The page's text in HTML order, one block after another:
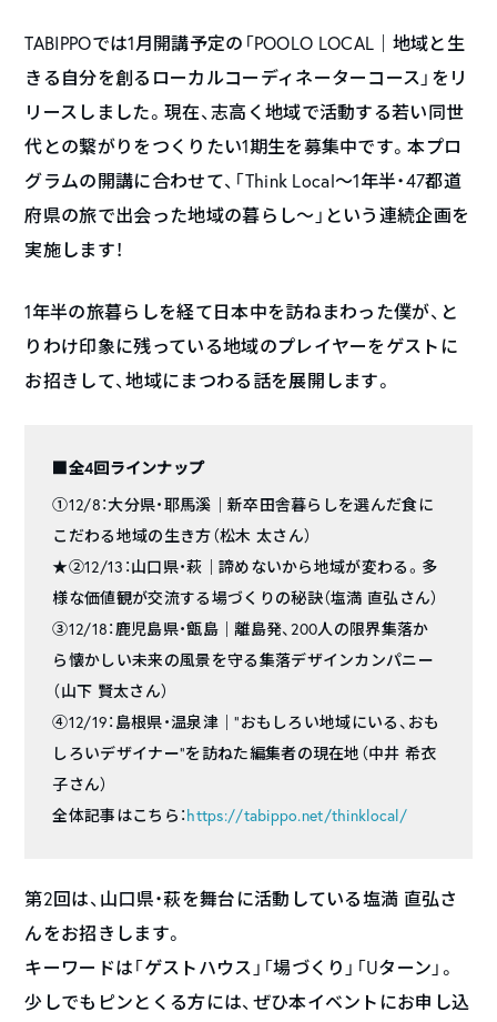
TABIPPOでは1月開講予定の「POOLO LOCAL｜地域と生
きる自分を創るローカルコーディネーターコース」をリ
リースしました。現在、志高く地域で活動する若い同世
代との繋がりをつくりたい1期生を募集中です。本プロ
グラムの開講に合わせて、「Think Local〜1年半・47都道
府県の旅で出会った地域の暮らし〜」という連続企画を
実施します！
1年半の旅暮らしを経て日本中を訪ねまわった僕が、と
りわけ印象に残っている地域のプレイヤーをゲストに
お招きして、地域にまつわる話を展開します。
■全4回ラインナップ
①12/8：大分県・耶馬溪｜新卒田舎暮らしを選んだ食に
こだわる地域の生き方（松木 太さん）
★②12/13：山口県・萩｜諦めないから地域が変わる。多
様な価値観が交流する場づくりの秘訣（塩満 直弘さん）
③12/18：鹿児島県・甑島｜離島発、200人の限界集落か
ら懐かしい未来の風景を守る集落デザインカンパニー
（山下 賢太さん）
④12/19：島根県・温泉津｜”おもしろい地域にいる、おも
しろいデザイナー”を訪ねた編集者の現在地（中井 希衣
子さん）
全体記事はこちら：https://tabippo.net/thinklocal/
第2回は、山口県・萩を舞台に活動している塩満 直弘さ
んをお招きします。
キーワードは「ゲストハウス」「場づくり」「Uターン」。
少しでもピンとくる方には、ぜひ本イベントにお申し込